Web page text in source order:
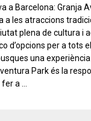
a Barcelona: Granja
a les atraccions
plena de cultura i
d’opcions per a tots
una
Park és la
a …